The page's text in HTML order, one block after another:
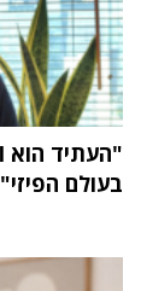
בעולם הפיזי"